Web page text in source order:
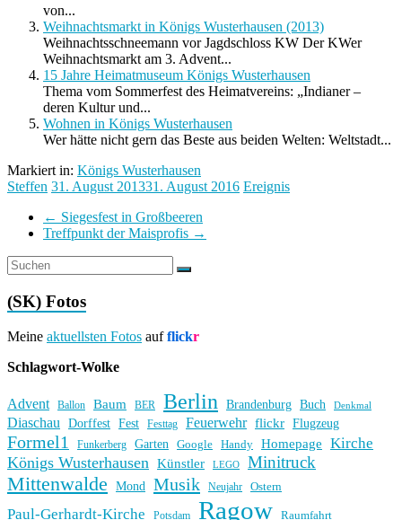
von...
Weihnachtsmarkt in Königs Wusterhausen (2013)
Weihnachtsschneemann vor Jagdschloss KW Der KWer
Weihnachtsmarkt am 3. Advent...
15 Jahre Heimatmuseum Königs Wusterhausen
Thema vom Sommerfest des Heimatvereins: „Indianer –
deren Kultur und...
Wohnen in Königs Wusterhausen
Wer hätte nicht gern das Beste aus beiden Welten: Weltstadt...
Markiert in: Königs Wusterhausen
Steffen 31. August 201331. August 2016 Ereignis
← Siegesfest in Großbeeren
Treffpunkt der Maisprofis →
(SK) Fotos
Meine aktuellsten Fotos aufflickr
Schlagwort-Wolke
Advent Ballon Baum BER Berlin Brandenburg Buch Denkmal
Diaschau Dorffest Fest Festtag Feuerwehr flickr Flugzeug
Formel1 Funkerberg Garten Google Handy Homepage Kirche
Königs Wusterhausen Künstler LEGO Minitruck
Mittenwalde Mond Musik Neujahr Ostern
Paul-Gerhardt-Kirche Potsdam Ragow Raumfahrt